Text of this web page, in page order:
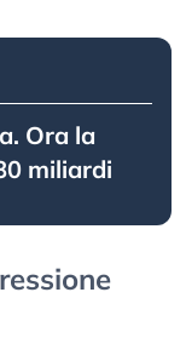
Ora la
miliardi